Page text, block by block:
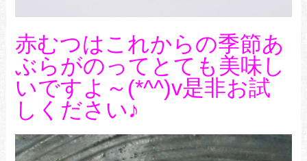
赤むつはこれからの季節あ
ぶらがのってとても美味し
いですよ～(*^^)v是非お試
しください♪